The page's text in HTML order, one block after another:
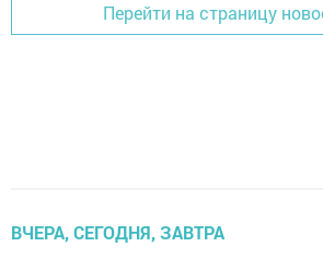
Перейти на страницу
ВЧЕРА, СЕГОДНЯ, ЗАВТРА